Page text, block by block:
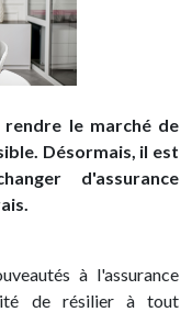
le marché de
Désormais, il est
d'assurance
à l'assurance
de résilier à tout